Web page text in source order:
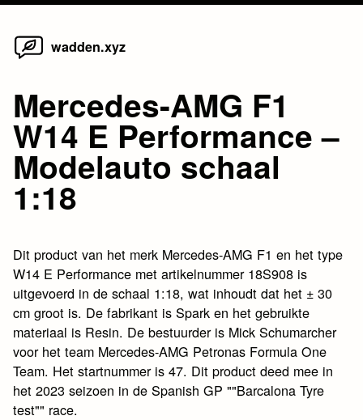
Skip
wadden.xyz
Mercedes-AMG F1
W14 E Performance –
Modelauto schaal
1:18
Dit product van het merk Mercedes-AMG F1 en het type
W14 E Performance met artikelnummer 18S908 is
uitgevoerd in de schaal 1:18, wat inhoudt dat het ± 30
cm groot is. De fabrikant is Spark en het gebruikte
materiaal is Resin. De bestuurder is Mick Schumarcher
voor het team Mercedes-AMG Petronas Formula One
Team. Het startnummer is 47. Dit product deed mee in
het 2023 seizoen in de Spanish GP ""Barcalona Tyre
test"" race.